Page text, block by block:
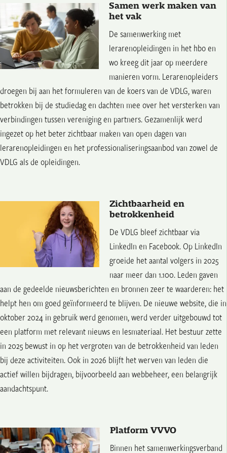
Samen werk maken van
het vak
De samenwerking met
lerarenopleidingen in het hbo en
wo kreeg dit jaar op meerdere
manieren vorm. Lerarenopleiders
droegen bij aan het formuleren van de koers van de VDLG, waren
betrokken bij de studiedag en dachten mee over het versterken van
verbindingen tussen vereniging en partners. Gezamenlijk werd
ingezet op het beter zichtbaar maken van open dagen van
lerarenopleidingen en het professionaliseringsaanbod van zowel de
VDLG als de opleidingen.
Zichtbaarheid en
betrokkenheid
De VDLG bleef zichtbaar via
LinkedIn en Facebook. Op LinkedIn
groeide het aantal volgers in 2025
naar meer dan 1.100. Leden gaven
aan de gedeelde nieuwsberichten en bronnen zeer te waarderen: het
helpt hen om goed geïnformeerd te blijven. De nieuwe website, die in
oktober 2024 in gebruik werd genomen, werd verder uitgebouwd tot
een platform met relevant nieuws en lesmateriaal. Het bestuur zette
in 2025 bewust in op het vergroten van de betrokkenheid van leden
bij deze activiteiten. Ook in 2026 blijft het werven van leden die
actief willen bijdragen, bijvoorbeeld aan webbeheer, een belangrijk
aandachtspunt.
Platform VVVO
Binnen het samenwerkingsverband